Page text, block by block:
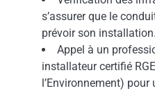
s’assurer que le
prévoir son installation.
Appel à un
installateur certifié
l’Environnement)